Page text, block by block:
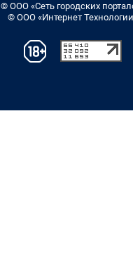
© ООО «Сеть городских
© ООО «Интернет